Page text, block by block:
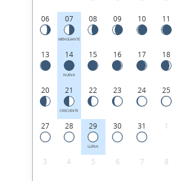
06 07
MENGUANTE
08 09 10 11
13 14
NUEVA
15 16 17 18
20 21
CRECIENTE
22 23 24 25
27 28 29
LLENA
30 31 1
3 4 5 6 7 8